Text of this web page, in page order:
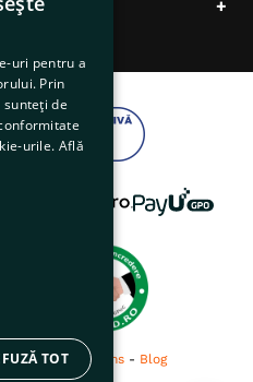
+
-Privacy Terms- Blog
uri pentru a
Prin
de
urile. Află
TOT